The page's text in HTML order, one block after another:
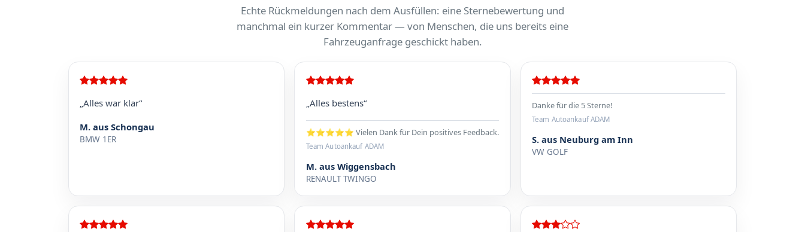
Echte Rückmeldungen nach dem Ausfüllen: eine Sternebewertung und
manchmal ein kurzer Kommentar — von Menschen, die uns bereits eine
Fahrzeuganfrage geschickt haben.
„Alles war klar“
M. aus Schongau
BMW 1ER
„Alles bestens“
⭐⭐⭐⭐⭐ Vielen Dank für Dein positives Feedback.
Team Autoankauf ADAM
M. aus Wiggensbach
RENAULT TWINGO
Danke für die 5 Sterne!
Team Autoankauf ADAM
S. aus Neuburg am Inn
VW GOLF